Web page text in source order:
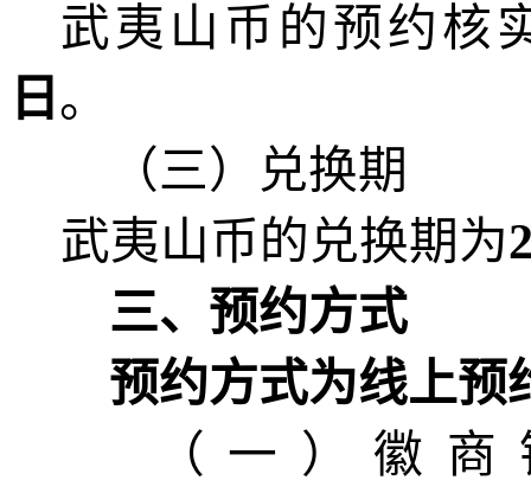
武夷山币 的预约核
日 。
（三）兑换期
武夷山币的兑换期为
三、预约方式
预约方式为线上预
（一）徽商